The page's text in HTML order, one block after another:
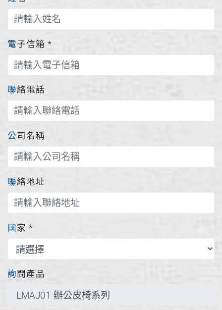
電子信箱 *
聯絡電話
公司名稱
聯絡地址
國家 *
詢問產品